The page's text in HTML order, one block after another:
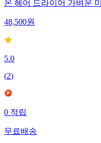
온 헤어 드라이어 가벼운
48,500원
5.0
(2)
0적립
무료배송